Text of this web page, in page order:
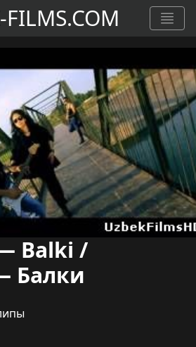
FILMS.COM
Balki /
Балки